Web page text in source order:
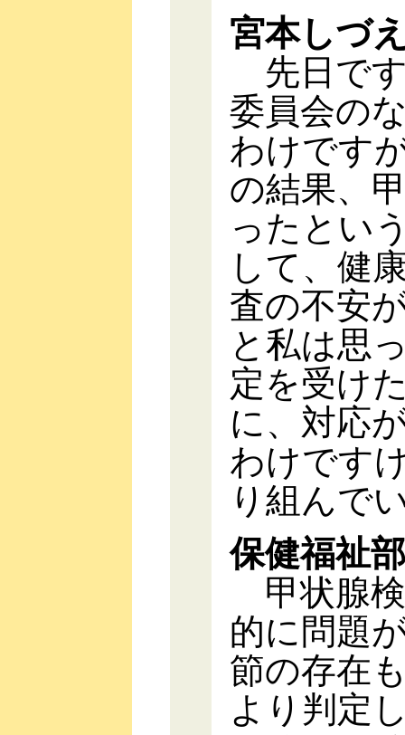
宮本しづ
先日で
委員会の
わけです
の結果、
ったとい
して、健
査の不安
と私は思
定を受け
に、対応
わけです
り組んで
保健福祉
甲状腺
的に問題
節の存在
より判定